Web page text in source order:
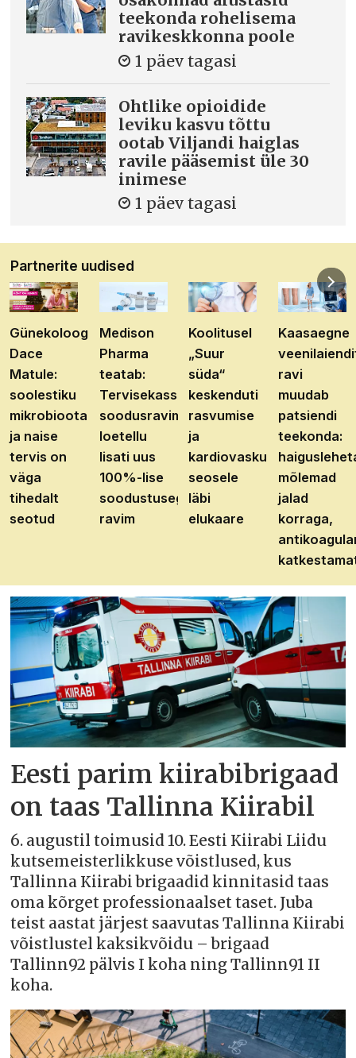
teekonda rohelisema
ravikeskkonna poole
1 päev tagasi
Ohtlike opioidide
leviku kasvu tõttu
ootab Viljandi haiglas
ravile pääsemist üle 30
inimese
1 päev tagasi
Partnerite uudised
Günekoloog
Dace
Matule:
soolestiku
mikrobioota
ja naise
tervis on
väga
tihedalt
seotud
Medison
Pharma
teatab:
Tervisekassa
soodusravimite
loetellu
lisati uus
100%-lise
soodustusega
ravim
Koolitusel
„Suur
süda“
keskenduti
rasvumise
ja
kardiovaskulaarhaiguste
seosele
läbi
elukaare
Kaasaegne
ravi
muudab
patsiendi
teekonda:
mõlemad
jalad
korraga,
Eesti parim kiirabibrigaad
on taas Tallinna Kiirabil
6. augustil toimusid 10. Eesti Kiirabi Liidu
kutsemeisterlikkuse võistlused, kus
Tallinna Kiirabi brigaadid kinnitasid taas
oma kõrget professionaalset taset. Juba
teist aastat järjest saavutas Tallinna Kiirabi
võistlustel kaksikvõidu – brigaad
Tallinn92 pälvis I koha ning Tallinn91 II
koha.